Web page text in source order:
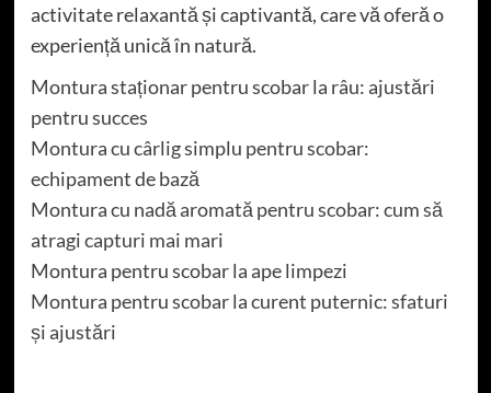
activitate relaxantă și captivantă, care vă oferă o
experiență unică în natură.
Montura staționar pentru scobar la râu: ajustări
pentru succes
Montura cu cârlig simplu pentru scobar:
echipament de bază
Montura cu nadă aromată pentru scobar: cum să
atragi capturi mai mari
Montura pentru scobar la ape limpezi
Montura pentru scobar la curent puternic: sfaturi
și ajustări